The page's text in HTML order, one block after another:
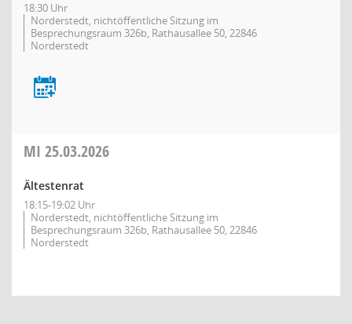
18:30 Uhr
Norderstedt, nichtöffentliche Sitzung im
Besprechungsraum 326b, Rathausallee 50, 22846
Norderstedt
MI 25.03.2026
Ältestenrat
18:15-19:02 Uhr
Norderstedt, nichtöffentliche Sitzung im
Besprechungsraum 326b, Rathausallee 50, 22846
Norderstedt